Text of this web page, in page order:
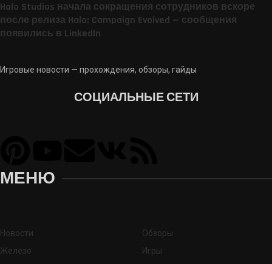
Halo Studios начала сокращения сотрудников вскоре
после релиза Halo: Campaign Evolved — сообщения
появились в LinkedIn
Игровые новости — прохождения, обзоры, гайды
СОЦИАЛЬНЫЕ СЕТИ
МЕНЮ
Новости
Обзоры
Железо
Игры